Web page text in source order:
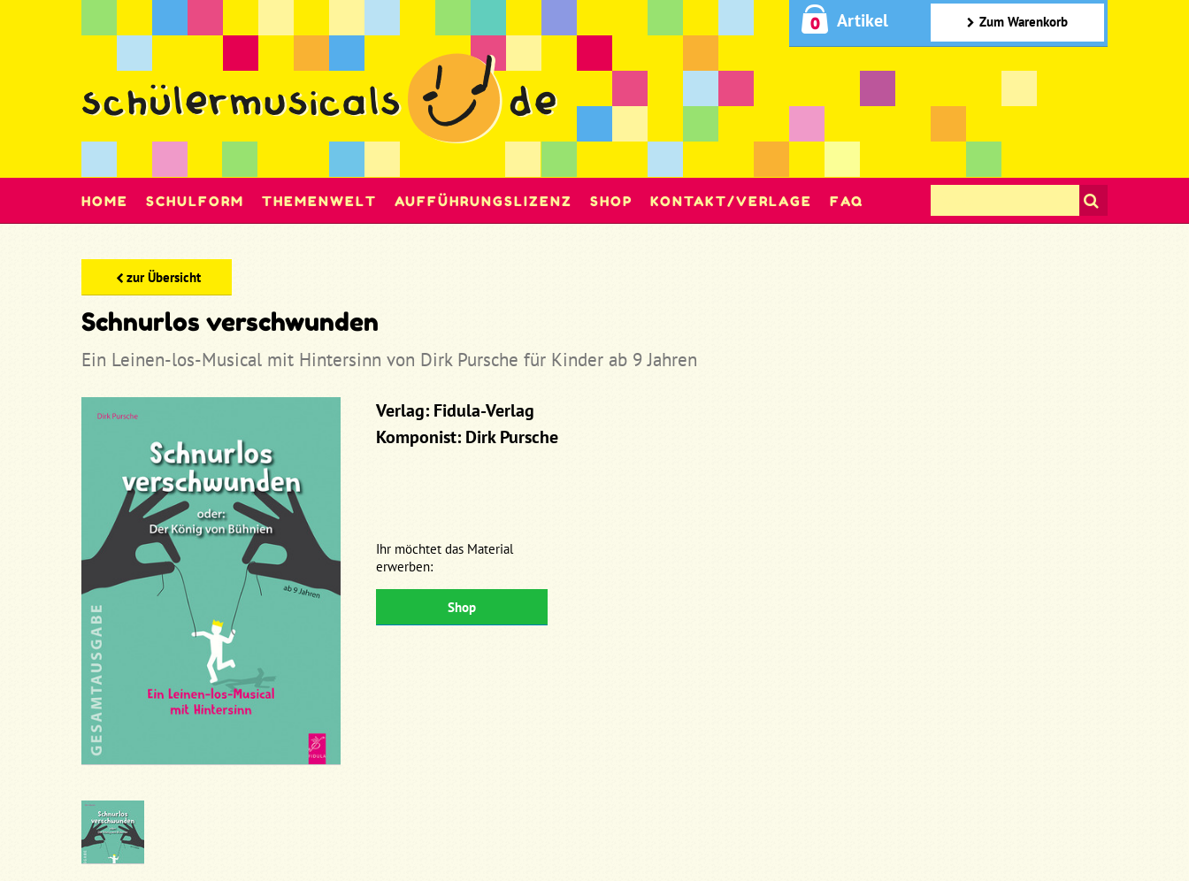
0 Artikel Zum Warenkorb
HOME SCHULFORM THEMENWELT AUFFÜHRUNGSLIZENZ SHOP KONTAKT/VERLAGE FAQ
zur Übersicht
Schnurlos verschwunden
Ein Leinen-los-Musical mit Hintersinn von Dirk Pursche für Kinder ab 9 Jahren
Verlag: Fidula-Verlag
Komponist: Dirk Pursche
Ihr möchtet das Material
erwerben:
Shop